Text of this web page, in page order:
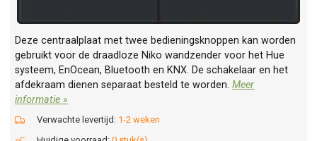
Deze centraalplaat met twee bedieningsknoppen kan worden
gebruikt voor de draadloze Niko wandzender voor het Hue
systeem, EnOcean, Bluetooth en KNX. De schakelaar en het
afdekraam dienen separaat besteld te worden.Meer
informatie »
Verwachte levertijd: 1-2 weken